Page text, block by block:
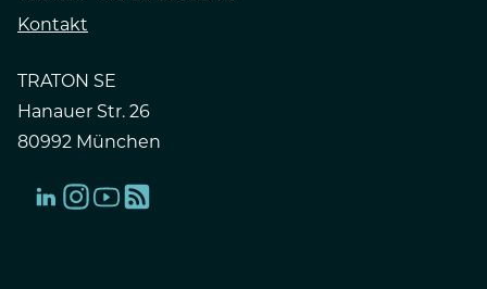
Kontakt
TRATON SE
Hanauer Str. 26
80992 München